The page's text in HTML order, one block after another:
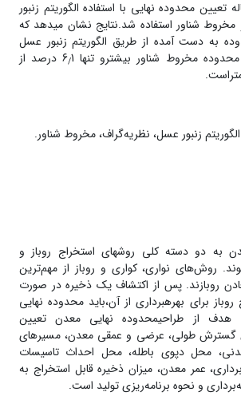
تعیین محدوده نهایی با استفاده الگوریتم زنبور
شناور استفاده شد.نتایج نشان می­دهد که
به دست آمده از طریق الگوریتم زنبور عسل
/ 1 درصد از
زنبور عسل، نظریه‌گراف، مخروط شناور.
به دو دسته‌ کلی روش­های استخراج روباز و
روش‌های نواری، کواری و روباز از مهم‌ترین
روبازند. پس از اکتشاف یک ذخیره در صورت
برای بهره­برداری از آن،باید محدوده‌ نهایی
هدف از طراحیمحدوده‌ نهایی معدن تعیین
گسترش طولی، عرضی و عمقی معدن، مسیرهای
محل دپوی باطله، محل احداث تاسیسات
عمر معدن، میزان ذخیره‌ قابل استخراج به
و نحوه‌ برنامه‌ریزی تولید است.